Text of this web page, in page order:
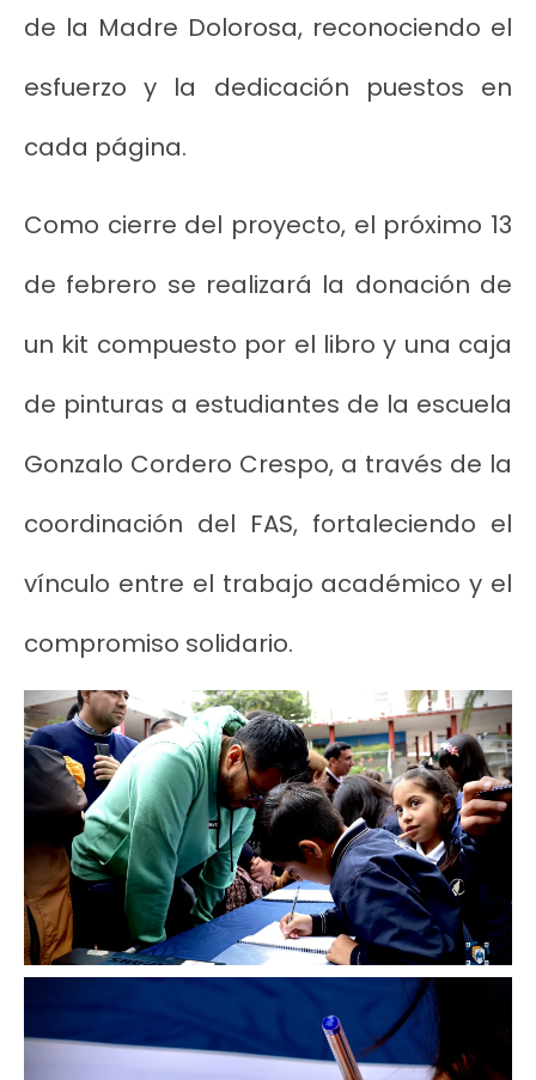
de la Madre Dolorosa, reconociendo el
esfuerzo y la dedicación puestos en
cada página.
Como cierre del proyecto, el próximo 13
de febrero se realizará la donación de
un kit compuesto por el libro y una caja
de pinturas a estudiantes de la escuela
Gonzalo Cordero Crespo, a través de la
coordinación del FAS, fortaleciendo el
vínculo entre el trabajo académico y el
compromiso solidario.